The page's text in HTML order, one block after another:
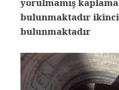
yorulmamış
bulunmaktadır
bulunmaktadır